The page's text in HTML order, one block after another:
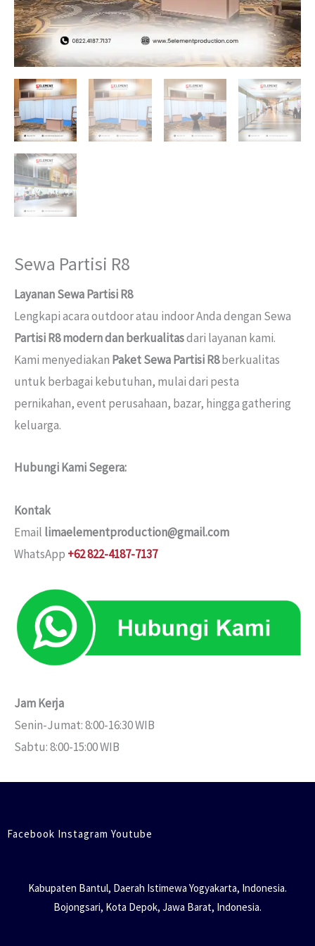
Sewa Partisi R8
Layanan Sewa Partisi R8
Lengkapi acara outdoor atau indoor Anda dengan Sewa
Partisi R8 modern dan berkualitasdari layanan kami.
Kami menyediakan Paket Sewa Partisi R8berkualitas
untuk berbagai kebutuhan, mulai dari pesta
pernikahan, event perusahaan, bazar, hingga gathering
keluarga.
Hubungi Kami Segera:
Kontak
Email limaelementproduction@gmail.com
WhatsApp +62 822-4187-7137
Jam Kerja
Senin-Jumat: 8:00-16:30 WIB
Sabtu: 8:00-15:00 WIB
Facebook Instagram Youtube
Kabupaten Bantul, Daerah Istimewa Yogyakarta, Indonesia.
Bojongsari, Kota Depok, Jawa Barat, Indonesia.